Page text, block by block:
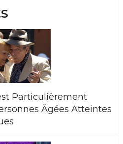
Particulièrement
Âgées Atteintes